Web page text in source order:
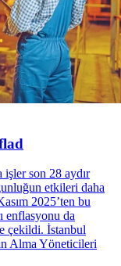
işler son 28 aydır
etkileri daha
2025’ten bu
enflasyonu da
çekildi. İstanbul
Alma Yöne­ticileri